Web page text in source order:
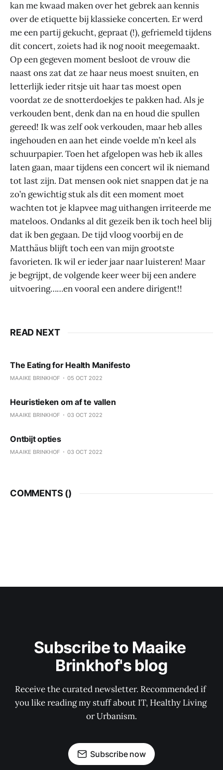
kan me kwaad maken over het gebrek aan kennis
over de etiquette bij klassieke concerten. Er werd
me een partij gekucht, gepraat (!), gefriemeld tijdens
dit concert, zoiets had ik nog nooit meegemaakt.
Op een gegeven moment besloot de vrouw die
naast ons zat dat ze haar neus moest snuiten, en
letterlijk ieder ritsje uit haar tas moest open
voordat ze de snotterdoekjes te pakken had. Als je
verkouden bent, denk dan na en houd die spullen
gereed! Ik was zelf ook verkouden, maar heb alles
ingehouden en aan het einde voelde m’n keel als
schuurpapier. Toen het afgelopen was heb ik alles
laten gaan, maar tijdens een concert wil ik niemand
tot last zijn. Dat mensen ook niet snappen dat je na
zo’n gewichtig stuk als dit een moment moet
wachten tot je klapvee mag uithangen irriteerde me
mateloos. Ondanks al dit gezeik ben ik toch heel blij
dat ik ben gegaan. De tijd vloog voorbij en de
Matthäus blijft toch een van mijn grootste
favorieten. Ik wil er ieder jaar naar luisteren! Maar
je begrijpt, de volgende keer weer bij een andere
uitvoering……en vooral een andere dirigent!!
READ NEXT
The Eating for Health Manifesto
MAAIKE BRINKHOF 05 OCT 2022
Heuristieken om af te vallen
MAAIKE BRINKHOF 03 OCT 2022
Ontbijt opties
MAAIKE BRINKHOF 03 OCT 2022
COMMENTS ()
Subscribe to Maaike
Brinkhof's blog
Receive the curated newsletter. Recommended if
you like reading my stuff about IT, Healthy Living
or Urbanism.
Subscribe now